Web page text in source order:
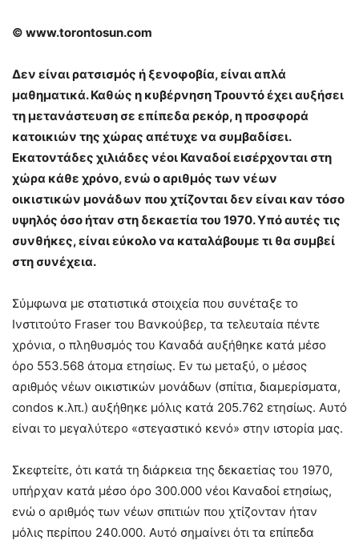
© www.torontosun.com
Δεν είναι ρατσισμός ή ξενοφοβία, είναι απλά
μαθηματικά. Καθώς η κυβέρνηση Τρουντό έχει αυξήσει
τη μετανάστευση σε επίπεδα ρεκόρ, η προσφορά
κατοικιών της χώρας απέτυχε να συμβαδίσει.
Εκατοντάδες χιλιάδες νέοι Καναδοί εισέρχονται στη
χώρα κάθε χρόνο, ενώ ο αριθμός των νέων
οικιστικών μονάδων που χτίζονται δεν είναι καν τόσο
υψηλός όσο ήταν στη δεκαετία του 1970. Υπό αυτές τις
συνθήκες, είναι εύκολο να καταλάβουμε τι θα συμβεί
στη συνέχεια.
Σύμφωνα με στατιστικά στοιχεία που συνέταξε το
Ινστιτούτο Fraser του Βανκούβερ, τα τελευταία πέντε
χρόνια, ο πληθυσμός του Καναδά αυξήθηκε κατά μέσο
όρο 553.568 άτομα ετησίως. Εν τω μεταξύ, ο μέσος
αριθμός νέων οικιστικών μονάδων (σπίτια, διαμερίσματα,
condos κ.λπ.) αυξήθηκε μόλις κατά 205.762 ετησίως. Αυτό
είναι το μεγαλύτερο «στεγαστικό κενό» στην ιστορία μας.
Σκεφτείτε, ότι κατά τη διάρκεια της δεκαετίας του 1970,
υπήρχαν κατά μέσο όρο 300.000 νέοι Καναδοί ετησίως,
ενώ ο αριθμός των νέων σπιτιών που χτίζονταν ήταν
μόλις περίπου 240.000. Αυτό σημαίνει ότι τα επίπεδα